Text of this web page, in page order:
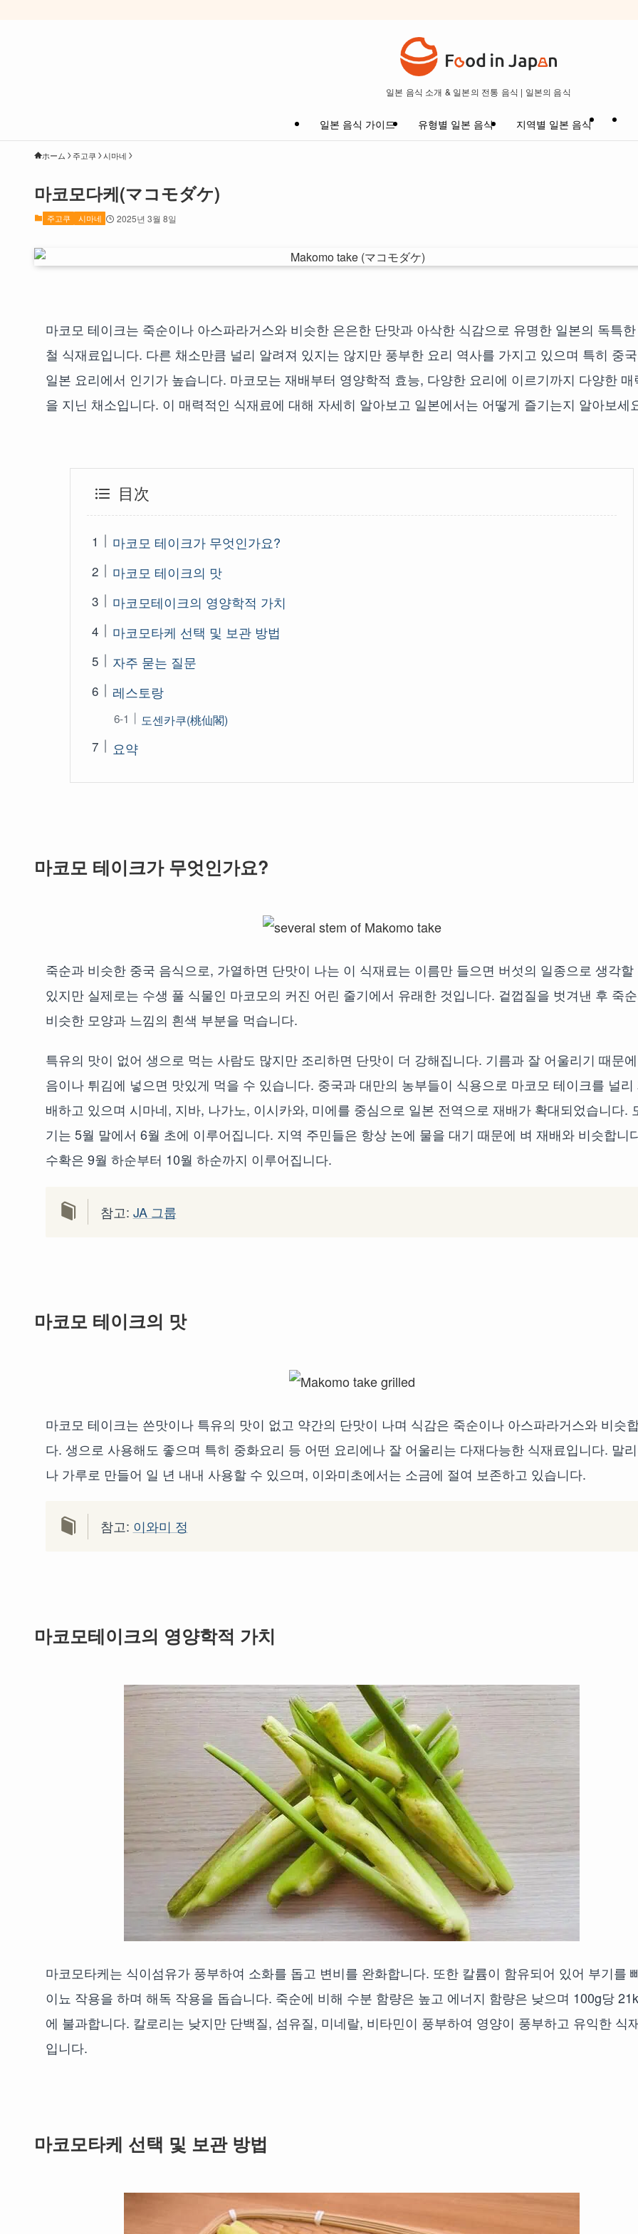
일본 음식 소개 & 일본의 전통 음식 | 일본의 음식
일본 음식 가이드 유형별 일본 음식 지역별 일본 음식
ホーム 주고쿠 시마네
마코모다케(マコモダケ)
주고쿠 시마네 2025년 3월 8일
마코모 테이크는 죽순이나 아스파라거스와 비슷한 은은한 단맛과 아삭한 식감으로 유명한 일본의 독특한
철 식재료입니다. 다른 채소만큼 널리 알려져 있지는 않지만 풍부한 요리 역사를 가지고 있으며 특히 중
일본 요리에서 인기가 높습니다. 마코모는 재배부터 영양학적 효능, 다양한 요리에 이르기까지 다양한 매
을 지닌 채소입니다. 이 매력적인 식재료에 대해 자세히 알아보고 일본에서는 어떻게 즐기는지 알아보세
目次
마코모 테이크가 무엇인가요?
마코모 테이크의 맛
마코모테이크의 영양학적 가치
마코모타케 선택 및 보관 방법
자주 묻는 질문
레스토랑
도센카쿠(桃仙閣)
요약
마코모 테이크가 무엇인가요?
죽순과 비슷한 중국 음식으로, 가열하면 단맛이 나는 이 식재료는 이름만 들으면 버섯의 일종으로 생각할
있지만 실제로는 수생 풀 식물인 마코모의 커진 어린 줄기에서 유래한 것입니다. 겉껍질을 벗겨낸 후 죽
비슷한 모양과 느낌의 흰색 부분을 먹습니다.
특유의 맛이 없어 생으로 먹는 사람도 많지만 조리하면 단맛이 더 강해집니다. 기름과 잘 어울리기 때문
음이나 튀김에 넣으면 맛있게 먹을 수 있습니다. 중국과 대만의 농부들이 식용으로 마코모 테이크를 널리
배하고 있으며 시마네, 지바, 나가노, 이시카와, 미에를 중심으로 일본 전역으로 재배가 확대되었습니다.
기는 5월 말에서 6월 초에 이루어집니다. 지역 주민들은 항상 논에 물을 대기 때문에 벼 재배와 비슷합니
수확은 9월 하순부터 10월 하순까지 이루어집니다.
참고: JA 그룹
마코모 테이크의 맛
마코모 테이크는 쓴맛이나 특유의 맛이 없고 약간의 단맛이 나며 식감은 죽순이나 아스파라거스와 비슷
다. 생으로 사용해도 좋으며 특히 중화요리 등 어떤 요리에나 잘 어울리는 다재다능한 식재료입니다. 말
나 가루로 만들어 일 년 내내 사용할 수 있으며, 이와미초에서는 소금에 절여 보존하고 있습니다.
참고: 이와미 정
마코모테이크의 영양학적 가치
마코모타케는 식이섬유가 풍부하여 소화를 돕고 변비를 완화합니다. 또한 칼륨이 함유되어 있어 부기를
이뇨 작용을 하며 해독 작용을 돕습니다. 죽순에 비해 수분 함량은 높고 에너지 함량은 낮으며 100g당
에 불과합니다. 칼로리는 낮지만 단백질, 섬유질, 미네랄, 비타민이 풍부하여 영양이 풍부하고 유익한 식
입니다.
마코모타케 선택 및 보관 방법